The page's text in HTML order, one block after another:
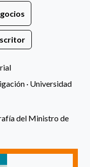
· Universidad
del Ministro de